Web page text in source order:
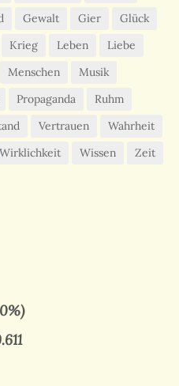
Gewalt Gier
Glück
Krieg Leben
Liebe
Menschen
Musik
Propaganda
Ruhm
Vertrauen
Wahrheit
Wirklichkeit Wissen
Zeit